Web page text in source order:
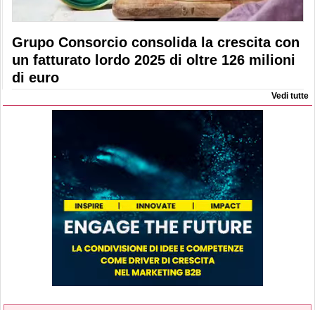
Grupo Consorcio consolida la crescita con
un fatturato lordo 2025 di oltre 126 milioni
di euro
Vedi tutte